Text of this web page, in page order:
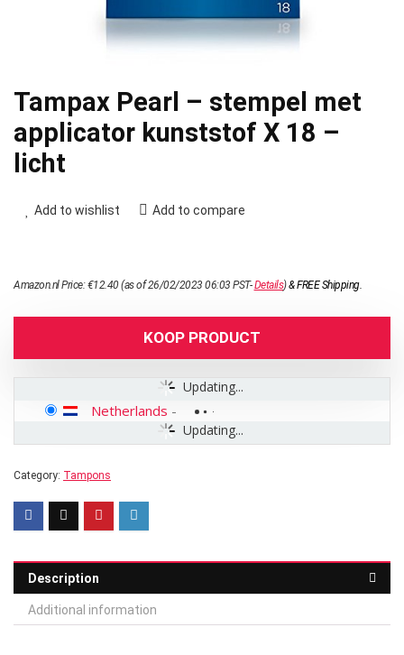
Tampax Pearl – stempel met
applicator kunststof X 18 –
licht
Add to wishlist Add to compare
Amazon.nl Price:€12.40(as of 26/02/2023 06:03 PST-Details)&FREE Shipping.
KOOP PRODUCT
Updating...
Updating...
Netherlands -
Category: Tampons
Description
Additional information